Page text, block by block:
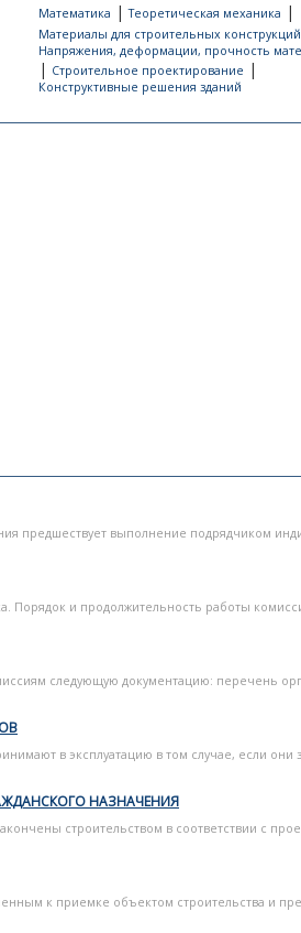
Математика |Теоретическая механика |
Материалы для строительных конструкций
Напряжения, деформации, прочность
| Строительное проектирование |
Конструктивные решения зданий
предшествует выполнение подрядчиком
Порядок и продолжительность работы
следующую документацию: перечень
в эксплуатацию в том случае, если они
НАЗНАЧЕНИЯ
строительством в соответствии с
к приемке объектом строительства и